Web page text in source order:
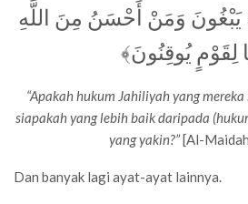
يَبْغُونَ وَمَنْ أَحْسَنُ مِنَ اللَّهِ
لِقَوْمٍ يُوقِنُونَ﴾
“Apakah hukum Jahiliyah yang
siapakah yang lebih baik daripada
yang yakin?”[Al-
Dan banyak lagi ayat-ayat lainnya.